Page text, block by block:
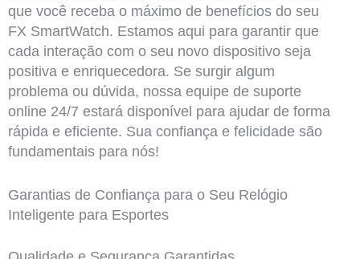
que você receba o máximo de benefícios do seu
FX SmartWatch. Estamos aqui para garantir que
cada interação com o seu novo dispositivo seja
positiva e enriquecedora. Se surgir algum
problema ou dúvida, nossa equipe de suporte
online 24/7 estará disponível para ajudar de forma
rápida e eficiente. Sua confiança e felicidade são
fundamentais para nós!
Garantias de Confiança para o Seu Relógio
Inteligente para Esportes